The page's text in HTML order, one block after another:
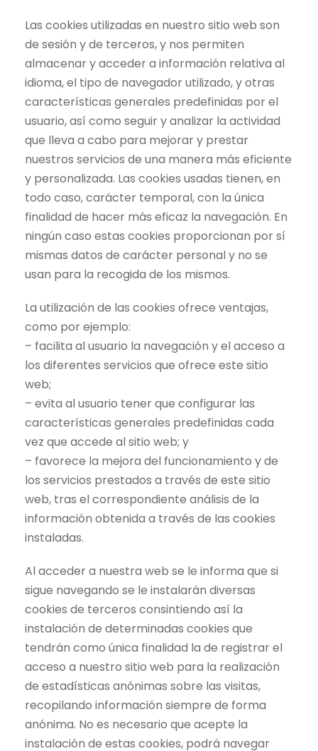
Las cookies utilizadas en nuestro sitio web son
de sesión y de terceros, y nos permiten
almacenar y acceder a información relativa al
idioma, el tipo de navegador utilizado, y otras
características generales predefinidas por el
usuario, así como seguir y analizar la actividad
que lleva a cabo para mejorar y prestar
nuestros servicios de una manera más eficiente
y personalizada. Las cookies usadas tienen, en
todo caso, carácter temporal, con la única
finalidad de hacer más eficaz la navegación. En
ningún caso estas cookies proporcionan por sí
mismas datos de carácter personal y no se
usan para la recogida de los mismos.
La utilización de las cookies ofrece ventajas,
como por ejemplo:
– facilita al usuario la navegación y el acceso a
los diferentes servicios que ofrece este sitio
web;
– evita al usuario tener que configurar las
características generales predefinidas cada
vez que accede al sitio web; y
– favorece la mejora del funcionamiento y de
los servicios prestados a través de este sitio
web, tras el correspondiente análisis de la
información obtenida a través de las cookies
instaladas.
Al acceder a nuestra web se le informa que si
sigue navegando se le instalarán diversas
cookies de terceros consintiendo así la
instalación de determinadas cookies que
tendrán como única finalidad la de registrar el
acceso a nuestro sitio web para la realización
de estadísticas anónimas sobre las visitas,
recopilando información siempre de forma
anónima. No es necesario que acepte la
instalación de estas cookies, podrá navegar